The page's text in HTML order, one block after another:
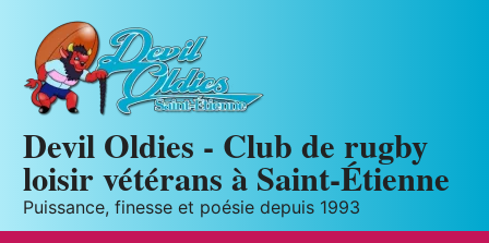
Devil Oldies - Club de rugby
loisir vétérans à Saint-Étienne
Puissance, finesse et poésie depuis 1993